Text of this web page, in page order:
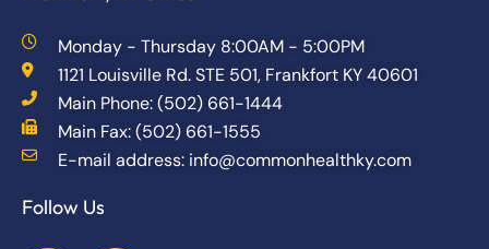
Monday - Thursday 8:00AM - 5:00PM
1121 Louisville Rd. STE 501, Frankfort KY 40601
Main Phone: (502) 661-1444
Main Fax: (502) 661-1555
E-mail address: info@commonhealthky.com
Follow Us